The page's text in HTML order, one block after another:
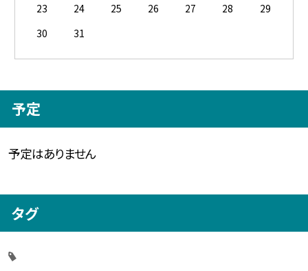
23
24 25 26 27 28
29
30
31
予定
予定はありません
タグ